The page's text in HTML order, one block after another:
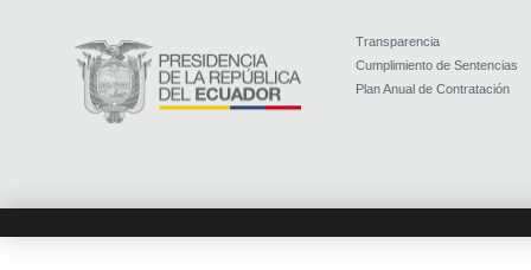
Transparencia
Cumplimiento de Sentencias
Plan Anual de Contratación